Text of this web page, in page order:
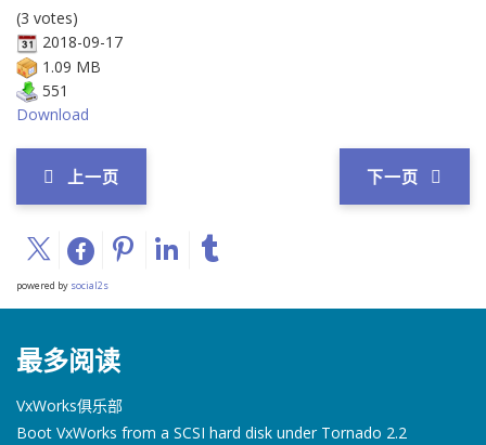
(3 votes)
2018-09-17
1.09 MB
551
Download
上一页 下一页
powered by social2s
最多阅读
VxWorks俱乐部
Boot VxWorks from a SCSI hard disk under Tornado 2.2